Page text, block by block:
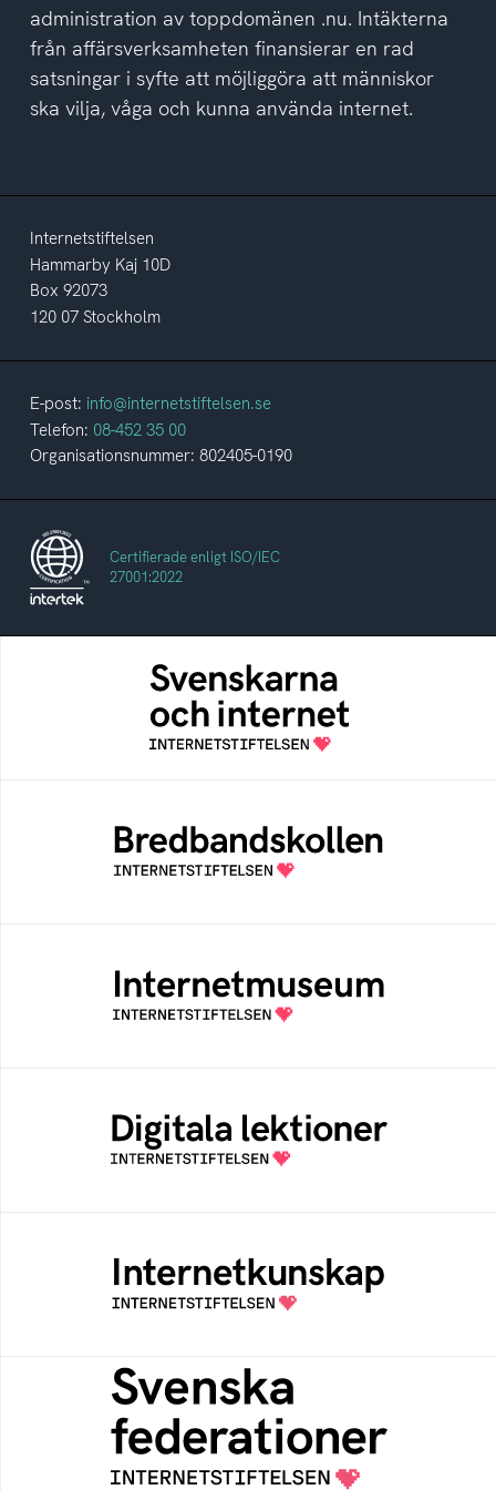
administration av toppdomänen .nu. Intäkterna
från affärsverksamheten finansierar en rad
satsningar i syfte att möjliggöra att människor
ska vilja, våga och kunna använda internet.
Internetstiftelsen
Hammarby Kaj 10D
Box 92073
120 07 Stockholm
E-post: info@internetstiftelsen.se
Telefon: 08-452 35 00
Organisationsnummer: 802405-0190
Certifierade enligt ISO/IEC
27001:2022
Svenskarna och internet
En årlig studie av svenska folkets
internetvanor
Bredbandskollen är ett oberoende
konsumentverktyg som drivs av
Internetstiftelsen
Ett digitalt museum som byggts, och kureras
av Internetstiftelsen
Öppen digital lärresurs med färdiga lektioner
för alla stadier i grundskolan
Samlad kunskap som hjälper dig att bli en
säker och medveten internetanvändare
Svenska federationer
Grunden för medlemskap i en sektors- eller
kontextspecifik federation